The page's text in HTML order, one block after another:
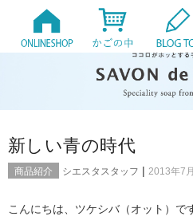
新しい青の時代
商品紹介 シエスタスタッフ | 2013年7
こんにちは、ツケシバ（オット）で